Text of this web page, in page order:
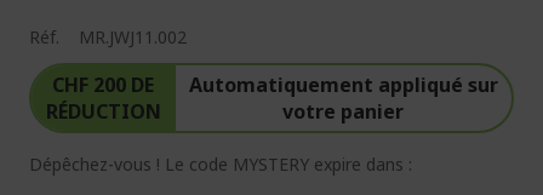
Réf. MR.JWJ11.002
CHF 200 DE
RÉDUCTION
Automatiquement appliqué sur
votre panier
Dépêchez-vous ! Le code MYSTERY expire dans :